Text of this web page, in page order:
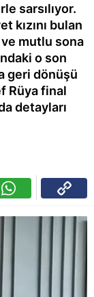
sarsılıyor.
kızını bulan
mutlu sona
o son
geri dönüşü
Rüya final
detayları